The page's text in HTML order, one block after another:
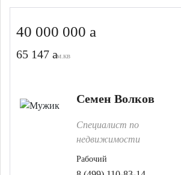
40 000 000
65 147 м.кв
Семен Волков
Специалист по
недвижимости
Рабочий